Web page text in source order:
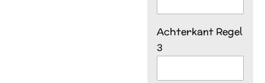
Achterkant Regel
3